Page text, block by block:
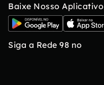
Baixe Nosso Aplicativo
Siga a Rede 98 no